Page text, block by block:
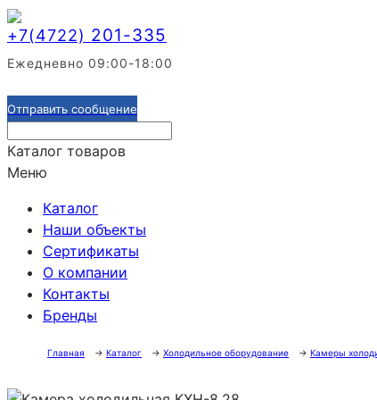
+7(4722) 201-335
Ежедневно 09:00-18:00
Отправить сообщение
Каталог товаров
Меню
Каталог
Наши объекты
Сертификаты
О компании
Контакты
Бренды
Главная → Каталог → Холодильное оборудование → Камеры